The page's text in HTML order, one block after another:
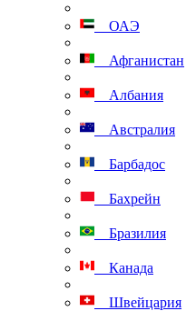
ОАЭ
Афганистан
Албания
Австралия
Барбадос
Бахрейн
Бразилия
Канада
Швейцария